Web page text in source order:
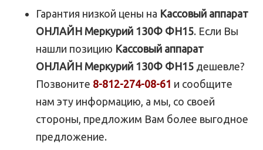
Гарантия низкой цены на Кассовый аппарат
ОНЛАЙН Меркурий 130Ф ФН15. Если Вы
нашли позицию Кассовый аппарат
ОНЛАЙН Меркурий 130Ф ФН15 дешевле?
Позвоните 8-812-274-08-61 и сообщите
нам эту информацию, а мы, со своей
стороны, предложим Вам более выгодное
предложение.